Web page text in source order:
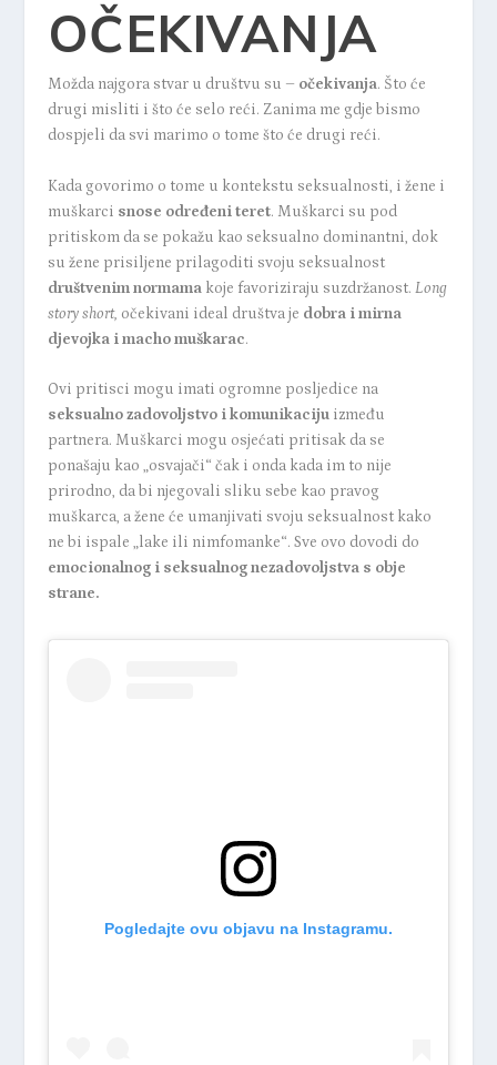
OČEKIVANJA
Možda najgora stvar u društvu su – očekivanja. Što će
drugi misliti i što će selo reći. Zanima me gdje bismo
dospjeli da svi marimo o tome što će drugi reći.
Kada govorimo o tome u kontekstu seksualnosti, i žene i
muškarci snose određeni teret. Muškarci su pod
pritiskom da se pokažu kao seksualno dominantni, dok
su žene prisiljene prilagoditi svoju seksualnost
društvenim normamakoje favoriziraju suzdržanost. Long
story short, očekivani ideal društva je dobra i mirna
djevojka i macho muškarac.
Ovi pritisci mogu imati ogromne posljedice na
seksualno zadovoljstvo i komunikacijuizmeđu
partnera. Muškarci mogu osjećati pritisak da se
ponašaju kao „osvajači“ čak i onda kada im to nije
prirodno, da bi njegovali sliku sebe kao pravog
muškarca, a žene će umanjivati svoju seksualnost kako
ne bi ispale „lake ili nimfomanke“. Sve ovo dovodi do
emocionalnog i seksualnog nezadovoljstva s obje
strane.
Pogledajte ovu objavu na Instagramu.